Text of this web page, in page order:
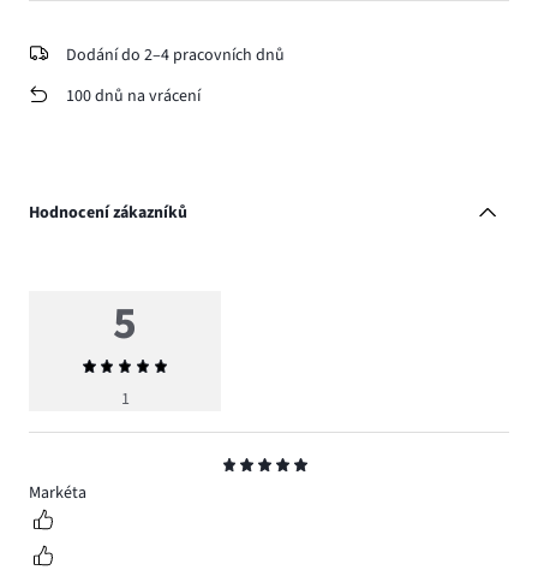
Dodání do 2–4 pracovních dnů
100 dnů na vrácení
Hodnocení zákazníků
5
Markéta
5
Průměrné
hodnocení
1